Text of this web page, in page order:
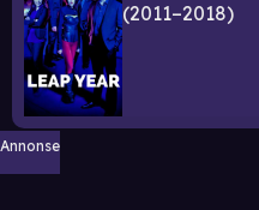
2011–2018
Annonse